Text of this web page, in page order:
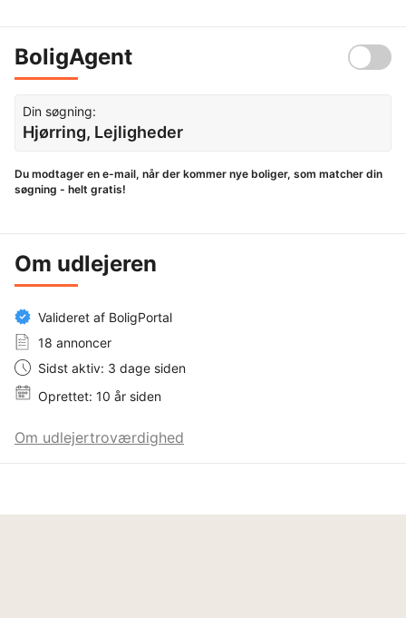
BoligAgent
Din søgning:
Hjørring, Lejligheder
Du modtager en e-mail, når der kommer nye boliger, som matcher din
søgning - helt gratis!
Om udlejeren
Valideret af BoligPortal
18 annoncer
Sidst aktiv: 3 dage siden
Oprettet: 10 år siden
Om udlejertroværdighed